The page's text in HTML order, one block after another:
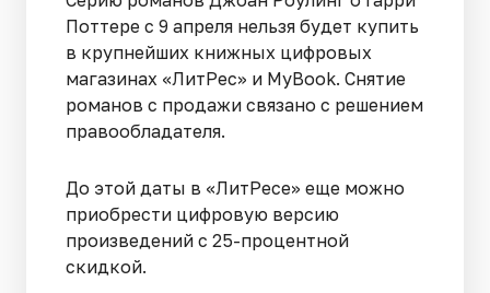
Поттере с 9 апреля нельзя будет купить
в крупнейших книжных цифровых
магазинах «ЛитРес» и MyBook. Снятие
романов с продажи связано с решением
правообладателя.
До этой даты в «ЛитРесе» еще можно
приобрести цифровую версию
произведений с 25-процентной
скидкой.